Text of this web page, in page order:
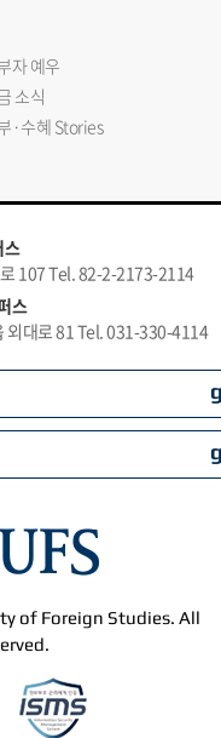
자 예우
소식
·수혜 Stories
스
107 Tel. 82-2-2173-2114
스
외대로 81 Tel. 031-330-4114
of Foreign Studies. All